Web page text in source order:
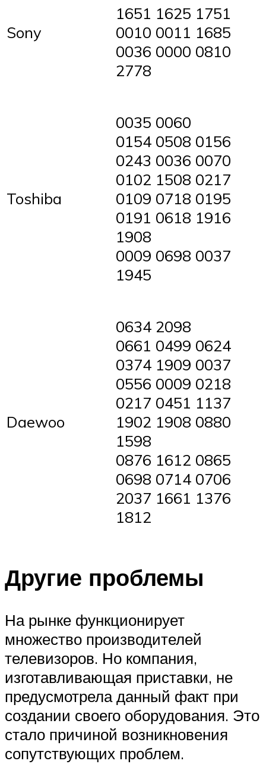
Sony
1651 1625 1751
0010 0011 1685
0036 0000 0810
2778
Toshiba
0035 0060
0154 0508 0156
0243 0036 0070
0102 1508 0217
0109 0718 0195
0191 0618 1916
1908
0009 0698 0037
1945
Daewoo
0634 2098
0661 0499 0624
0374 1909 0037
0556 0009 0218
0217 0451 1137
1902 1908 0880
1598
0876 1612 0865
0698 0714 0706
2037 1661 1376
1812
Другие проблемы
На рынке функционирует
множество производителей
телевизоров. Но компания,
изготавливающая приставки, не
предусмотрела данный факт при
создании своего оборудования. Это
стало причиной возникновения
сопутствующих проблем.